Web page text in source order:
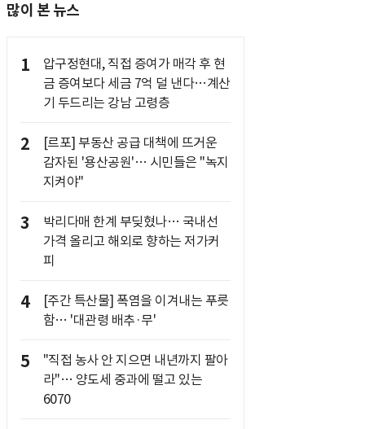
많이 본 뉴스
1
압구정현대, 직접 증여가 매각 후 현
금 증여보다 세금 7억 덜 낸다…계산
기 두드리는 강남 고령층
2
[르포] 부동산 공급 대책에 뜨거운
감자된 '용산공원'… 시민들은 "녹지
지켜야"
3
박리다매 한계 부딪혔나… 국내선
가격 올리고 해외로 향하는 저가커
피
4
[주간 특산물] 폭염을 이겨내는 푸릇
함… '대관령 배추·무'
5
"직접 농사 안 지으면 내년까지 팔아
라"… 양도세 중과에 떨고 있는
6070